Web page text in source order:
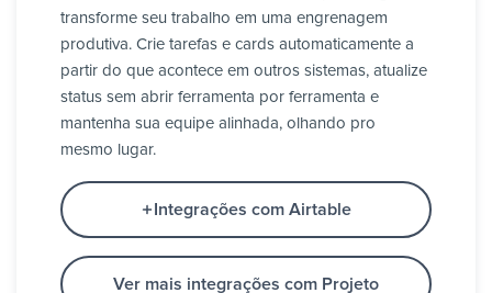
transforme seu trabalho em uma engrenagem
produtiva. Crie tarefas e cards automaticamente a
partir do que acontece em outros sistemas, atualize
status sem abrir ferramenta por ferramenta e
mantenha sua equipe alinhada, olhando pro
mesmo lugar.
Integrações com Airtable
Ver mais integrações com Projeto